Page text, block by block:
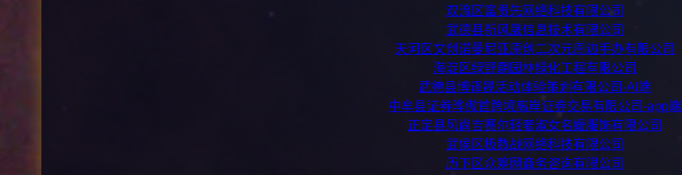
双流区富贵先网络科技有限公司
武德县新风晟信息技术有限公司
天河区文创诺曼尼亚原创二次元周边手办有限公司
海淀区绿野翾园林绿化工程有限公司
武德县博译晟活动体验策划有限公司-AI端
中牟县证券晔傲首跨境离岸证券交易有限公司-app端
正定县风尚吉赛尔轻奢淑女名媛服饰有限公司
武侯区极数战网络科技有限公司
历下区众筹网商务咨询有限公司